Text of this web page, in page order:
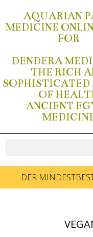
AQUARIAN
MEDICINE
FOR
DENDERA
THE RICH
SOPHISTICATED
OF
ANCIENT
DER